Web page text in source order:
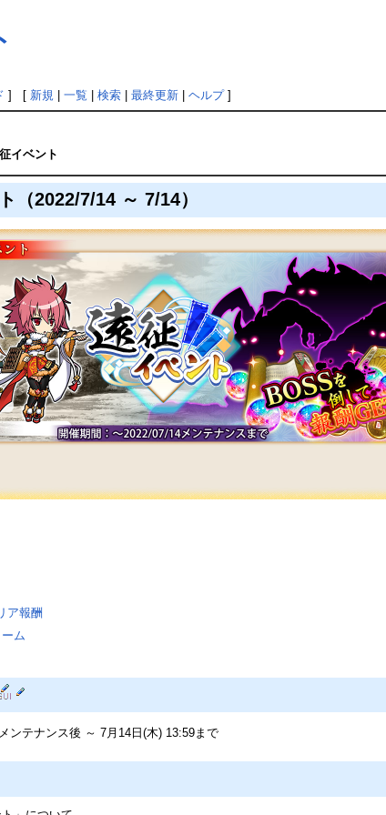
] [ 新規| 一覧 検索| 最終更新| ヘルプ]
イベント
（2022/7/14 ～ 7/14）
ア報酬
ム
ンテナンス後 ～ 7月14日(木) 13:59まで